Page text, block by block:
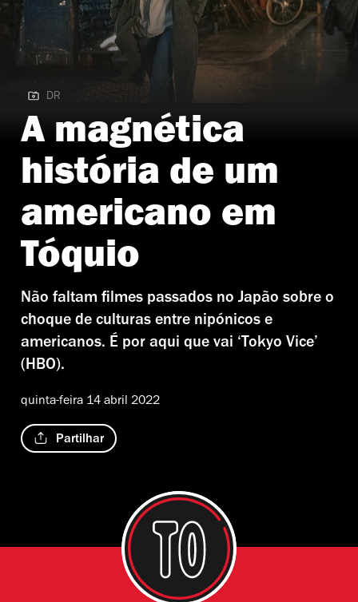
DR | Tokyo Vice
DR
A magnética
história de um
americano em
Tóquio
Não faltam filmes passados no Japão sobre o
choque de culturas entre nipónicos e
americanos. É por aqui que vai ‘Tokyo Vice’
(HBO).
quinta-feira 14 abril 2022
Partilhar